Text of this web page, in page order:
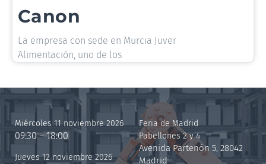
Canon
La empresa con sede en Murcia Juver
Alimentación, uno de los
Miércoles 11 noviembre 2026
09:30 – 18:00
Jueves 12 noviembre 2026
Feria de Madrid
Pabellones 2 y 4
Avenida Partenón 5, 28042
Madrid